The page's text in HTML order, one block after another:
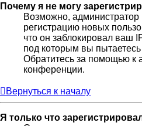
Почему я не могу
Возможно,
регистрацию новых
что он заблокировал ваш
под которым вы пытаетесь
Обратитесь за помощью к
конференции.
Вернуться к началу
Я только что